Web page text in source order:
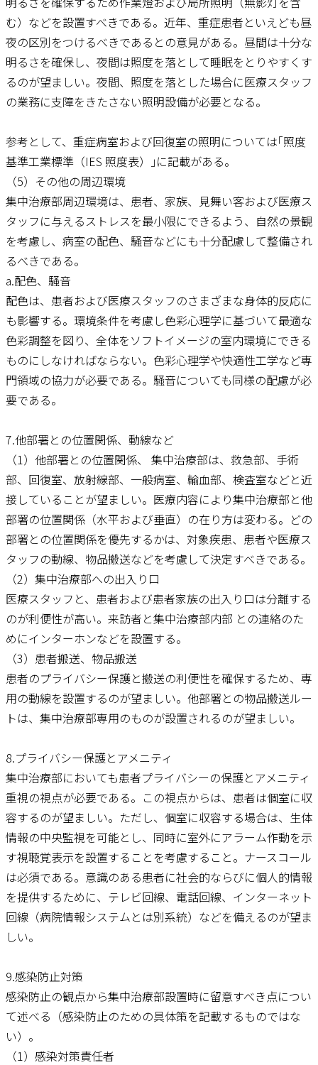
む）などを設置すべきである。近年、重症患者といえども昼
夜の区別をつけるべきであるとの意見がある。昼間は十分な
明るさを確保し、夜間は照度を落として睡眠をとりやすくす
るのが望ましい。夜間、照度を落とした場合に医療スタッフ
の業務に支障をきたさない照明設備が必要となる。
参考として、重症病室および回復室の照明については｢照度
基準工業標準（IES 照度表）｣に記載がある。
（5）その他の周辺環境
集中治療部周辺環境は、患者、家族、見舞い客および医療ス
タッフに与えるストレスを最小限にできるよう、自然の景観
を考慮し、病室の配色、騒音などにも十分配慮して整備され
るべきである。
a.配色、騒音
配色は、患者および医療スタッフのさまざまな身体的反応に
も影響する。環境条件を考慮し色彩心理学に基づいて最適な
色彩調整を図り、全体をソフトイメージの室内環境にできる
ものにしなければならない。色彩心理学や快適性工学など専
門領域の協力が必要である。騒音についても同様の配慮が必
要である。
7.他部署との位置関係、動線など
（1）他部署との位置関係、 集中治療部は、救急部、手術
部、回復室、放射線部、一般病室、輸血部、検査室などと近
接していることが望ましい。医療内容により集中治療部と他
部署の位置関係（水平および垂直）の在り方は変わる。どの
部署との位置関係を優先するかは、対象疾患、患者や医療ス
タッフの動線、物品搬送などを考慮して決定すべきである。
（2）集中治療部への出入り口
医療スタッフと、患者および患者家族の出入り口は分離する
のが利便性が高い。来訪者と集中治療部内部 との連絡のた
めにインターホンなどを設置する。
（3）患者搬送、物品搬送
患者のプライバシー保護と搬送の利便性を確保するため、専
用の動線を設置するのが望ましい。他部署との物品搬送ルー
トは、集中治療部専用のものが設置されるのが望ましい。
8.プライバシー保護とアメニティ
集中治療部においても患者プライバシーの保護とアメニティ
重視の視点が必要である。この視点からは、患者は個室に収
容するのが望ましい。ただし、個室に収容する場合は、生体
情報の中央監視を可能とし、同時に室外にアラーム作動を示
す視聴覚表示を設置することを考慮すること。ナースコール
は必須である。意識のある患者に社会的ならびに個人的情報
を提供するために、テレビ回線、電話回線、インターネット
回線（病院情報システムとは別系統）などを備えるのが望ま
しい。
9.感染防止対策
感染防止の観点から集中治療部設置時に留意すべき点につい
て述べる（感染防止のための具体策を記載するものではな
い）。
（1）感染対策責任者